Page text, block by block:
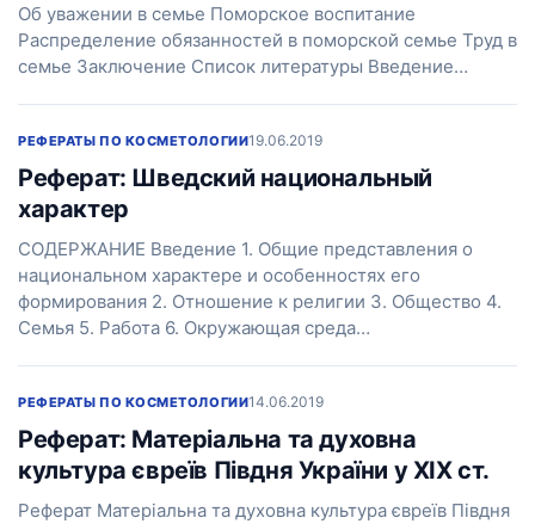
Об уважении в семье Поморское воспитание
Распределение обязанностей в поморской семье Труд в
семье Заключение Список литературы Введение…
РЕФЕРАТЫ ПО КОСМЕТОЛОГИИ19.06.2019
Реферат: Шведский национальный
характер
СОДЕРЖАНИЕ Введение 1. Общие представления о
национальном характере и особенностях его
формирования 2. Отношение к религии 3. Общество 4.
Семья 5. Работа 6. Окружающая среда…
РЕФЕРАТЫ ПО КОСМЕТОЛОГИИ14.06.2019
Реферат: Матеріальна та духовна
культура євреїв Півдня України у XIX ст.
Реферат Матеріальна та духовна культура євреїв Півдня